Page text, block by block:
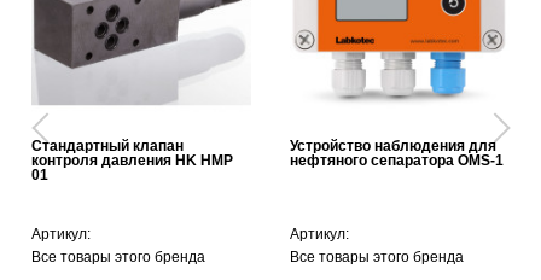
Стандартный клапан
контроля давления HK HMP
01
Артикул:
Все товары этого бренда
Устройство наблюдения для
нефтяного сепаратора OMS-1
Артикул:
Все товары этого бренда